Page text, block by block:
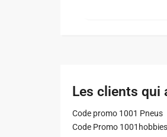
Les clients qui
Code promo 1001 Pneus
Code Promo 1001hobbies